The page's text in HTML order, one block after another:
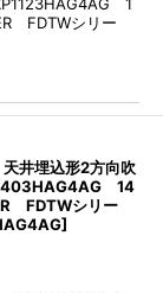
FDTWシリー
井埋込形2方向吹
14
FDTWシリー
]